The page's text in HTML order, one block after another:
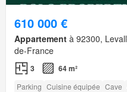
610 000 €
Appartement à 92300,
de-France
3 64 m²
Parking Cuisine équipée Cave